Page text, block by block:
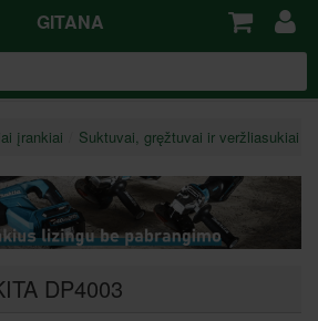
GITANA
įrankiai Suktuvai, gręžtuvai ir veržliasukiai
DP4003